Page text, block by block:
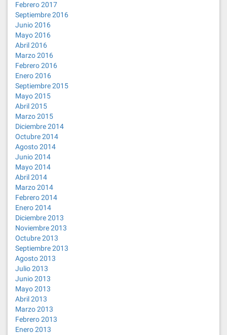
Febrero 2017
Septiembre 2016
Junio 2016
Mayo 2016
Abril 2016
Marzo 2016
Febrero 2016
Enero 2016
Septiembre 2015
Mayo 2015
Abril 2015
Marzo 2015
Diciembre 2014
Octubre 2014
Agosto 2014
Junio 2014
Mayo 2014
Abril 2014
Marzo 2014
Febrero 2014
Enero 2014
Diciembre 2013
Noviembre 2013
Octubre 2013
Septiembre 2013
Agosto 2013
Julio 2013
Junio 2013
Mayo 2013
Abril 2013
Marzo 2013
Febrero 2013
Enero 2013